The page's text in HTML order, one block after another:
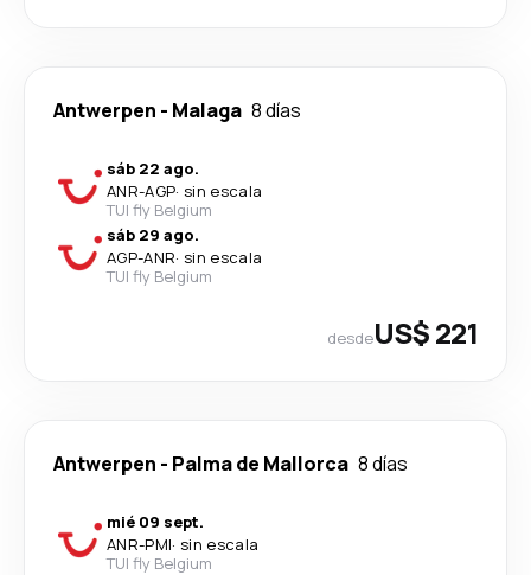
Antwerpen - Malaga 8 días
sáb 22 ago.
ANR-AGP· sin escala
TUI fly Belgium
sáb 29 ago.
AGP-ANR· sin escala
TUI fly Belgium
desdeUS$ 221
Antwerpen - Palma de Mallorca 8 días
mié 09 sept.
ANR-PMI· sin escala
TUI fly Belgium